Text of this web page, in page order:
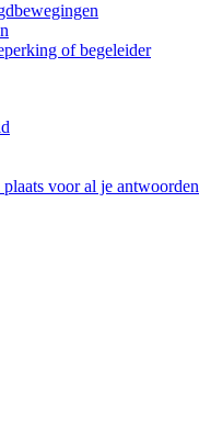
of begeleider
plaats voor al je antwoorden